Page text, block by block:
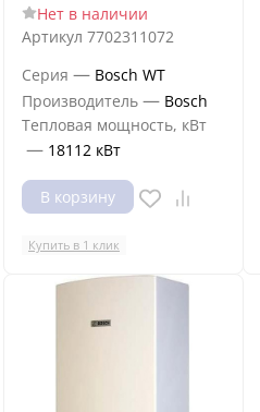
Нет в наличии
Артикул 7702311072
Серия — Bosch WT
Производитель — Bosch
Тепловая мощность, кВт
— 18112 кВт
В корзину
Купить в 1 клик